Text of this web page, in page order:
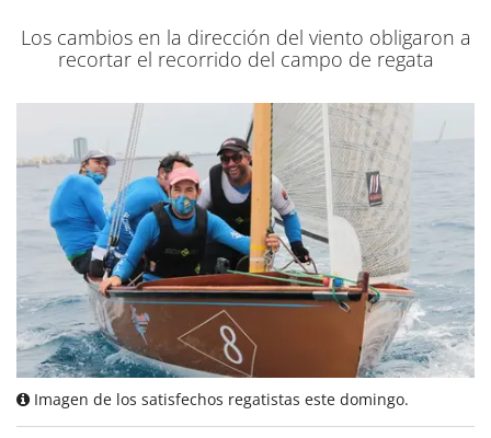
Los cambios en la dirección del viento obligaron a
recortar el recorrido del campo de regata
Imagen de los satisfechos regatistas este domingo.